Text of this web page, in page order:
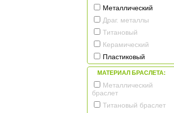
Металлический
Драг. металлы
Титановый
Керамический
Пластиковый
МАТЕРИАЛ БРАСЛЕТА:
Металлический
браслет
Титановый браслет